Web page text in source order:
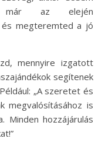
már az elején
megteremted a jó
mennyire izgatott
segítenek
„A szeretet és
megvalósításához is
Minden hozzájárulás